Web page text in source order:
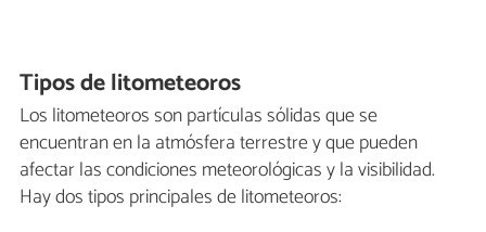
Tipos de litometeoros
Los litometeoros son partículas sólidas que se
encuentran en la atmósfera terrestre y que pueden
afectar las condiciones meteorológicas y la visibilidad.
Hay dos tipos principales de litometeoros: